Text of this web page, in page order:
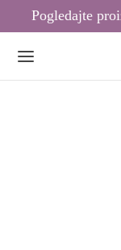
Pogledajte